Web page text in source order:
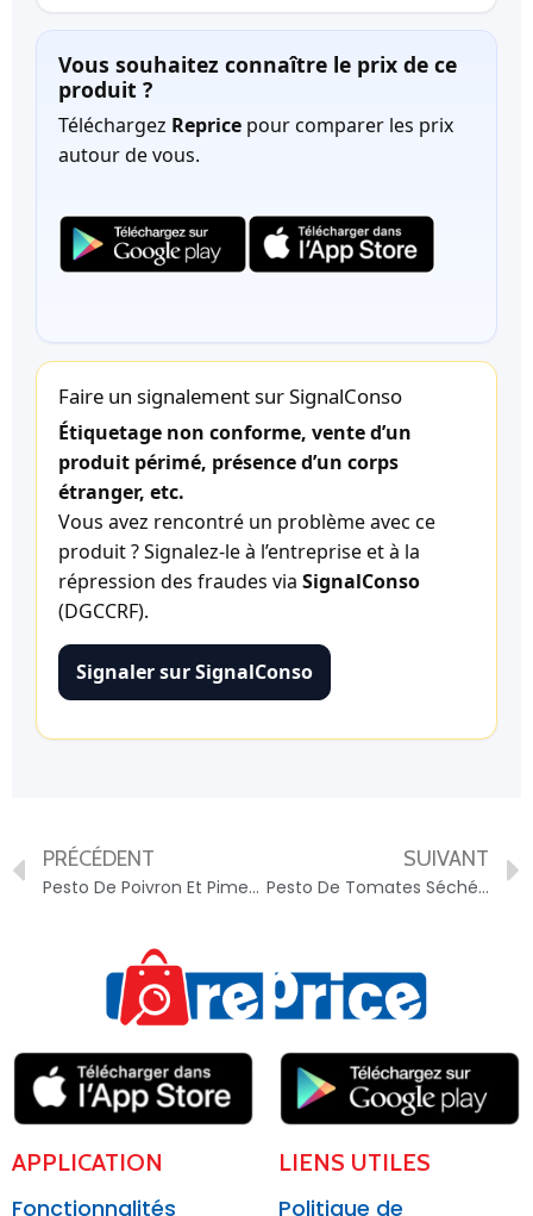
Vous souhaitez connaître le prix de ce
produit ?
Téléchargez Reprice pour comparer les prix
autour de vous.
Faire un signalement sur SignalConso
Étiquetage non conforme, vente d’un
produit périmé, présence d’un corps
étranger, etc.
Vous avez rencontré un problème avec ce
produit ? Signalez-le à l’entreprise et à la
répression des fraudes via SignalConso
(DGCCRF).
Signaler sur SignalConso
PRÉCÉDENT
Pesto De Poivron Et Piment – 3770016719117
SUIVANT
Pesto De Tomates Séchées – 3770016719094
APPLICATION
Fonctionnalités
LIENS UTILES
Politique de